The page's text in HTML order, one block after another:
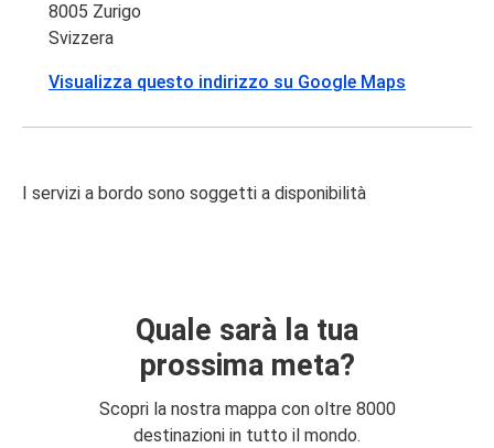
8005 Zurigo
Svizzera
Visualizza questo indirizzo su Google Maps
I servizi a bordo sono soggetti a disponibilità
Quale sarà la tua
prossima meta?
Scopri la nostra mappa con oltre 8000
destinazioni in tutto il mondo.